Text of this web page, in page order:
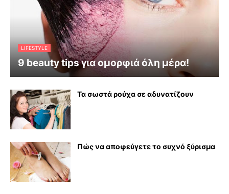
LIFESTYLE
9 beauty tips για ομορφιά όλη μέρα!
Τα σωστά ρούχα σε αδυνατίζουν
Πώς να αποφεύγετε το συχνό ξύρισμα